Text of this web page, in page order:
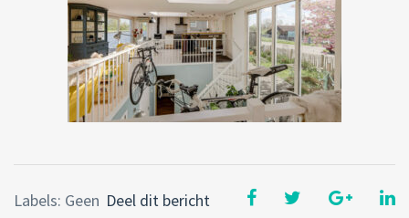
Deel dit bericht
Labels: Geen